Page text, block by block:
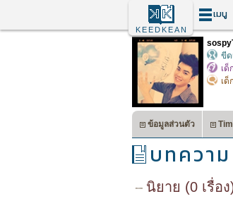
KEEDKEAN
เมนู
ขีด
เด็
เด็
ข้อมูลส่วนตัว
บทความ
นิยาย (0 เรื่อง